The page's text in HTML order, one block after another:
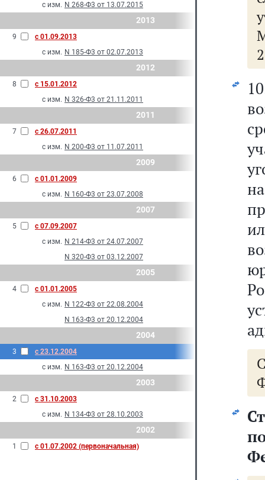
с изм. N 268-Ф3 от 13.07.2015
2013
9
с 01.09.2013
с изм. N 185-Ф3 от 02.07.2013
2012
8
с 15.01.2012
с изм. N 326-Ф3 от 21.11.2011
2011
7
с 26.07.2011
с изм. N 200-Ф3 от 11.07.2011
2009
6
с 01.01.2009
с изм. N 160-Ф3 от 23.07.2008
2007
5
с 07.09.2007
с изм. N 214-Ф3 от 24.07.2007
N 320-Ф3 от 03.12.2007
2005
4
с 01.01.2005
с изм. N 122-Ф3 от 22.08.2004
N 163-Ф3 от 20.12.2004
2004
3
с 23.12.2004
с изм. N 163-Ф3 от 20.12.2004
2003
2
с 31.10.2003
с изм. N 134-Ф3 от 28.10.2003
2002
1 с 01.07.2002 (первоначальная)